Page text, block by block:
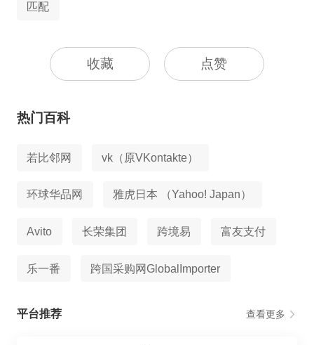
匹配
收藏 点赞
热门百科
若比邻网 vk（原VKontakte）
环球华品网 雅虎日本 （Yahoo! Japan）
Avito 长荣集团 跨境易 富友支付
乐一番 跨国采购网GlobalImporter
平台推荐 查看更多